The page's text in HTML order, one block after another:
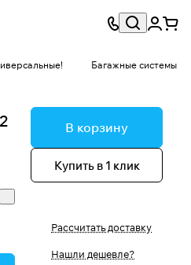
Багажные системы
В корзину
Купить в 1 клик
Рассчитать доставку
Нашли дешевле?